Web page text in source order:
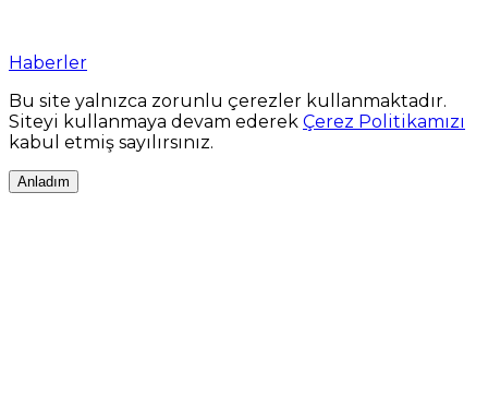
Haberler
Bu site yalnızca zorunlu çerezler kullanmaktadır.
Siteyi kullanmaya devam ederek Çerez Politikamızı
kabul etmiş sayılırsınız.
Anladım